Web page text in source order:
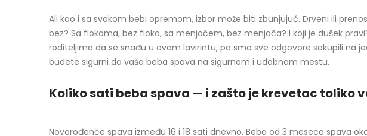
Ali kao i sa svakom bebi opremom, izbor može biti zbunjujuć. Drveni ili
bez? Sa fiokama, bez fioka, sa menjačem, bez menjača? I koji je dušek
roditeljima da se snađu u ovom lavirintu, pa smo sve odgovore sakupili na
budete sigurni da vaša beba spava na sigurnom i udobnom mestu.
Koliko sati beba spava — i zašto je krevetac toliko
Novorođenče spava između 16 i 18 sati dnevno. Beba od 3 meseca spava